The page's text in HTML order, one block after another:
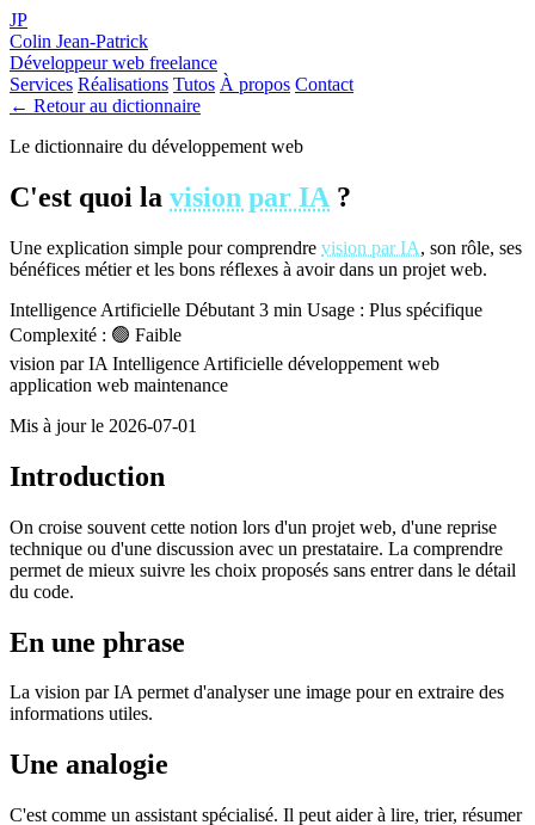
JP
Colin Jean-Patrick
Développeur web freelance
Services Réalisations Tutos À propos Contact
← Retour au dictionnaire
Le dictionnaire du développement web
C'est quoi la vision par IA ?
Une explication simple pour comprendre vision par IA, son rôle, ses
bénéfices métier et les bons réflexes à avoir dans un projet web.
Intelligence Artificielle Débutant 3 min Usage : Plus spécifique
Complexité : 🟢 Faible
vision par IA Intelligence Artificielle développement web
application web maintenance
Mis à jour le 2026-07-01
Introduction
On croise souvent cette notion lors d'un projet web, d'une reprise
technique ou d'une discussion avec un prestataire. La comprendre
permet de mieux suivre les choix proposés sans entrer dans le détail
du code.
En une phrase
La vision par IA permet d'analyser une image pour en extraire des
informations utiles.
Une analogie
C'est comme un assistant spécialisé. Il peut aider à lire, trier, résumer